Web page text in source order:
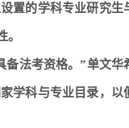
置的学科专业研究生
法考资格。”单文华
学科与专业目录，以